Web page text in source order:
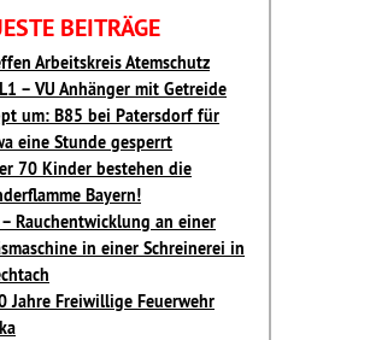
BEITRÄGE
Arbeitskreis Atemschutz
– VU Anhänger mit Getreide
um: B85 bei Patersdorf für
eine Stunde gesperrt
70 Kinder bestehen die
Bayern!
Rauchentwicklung an einer
in einer Schreinerei in
Jahre Freiwillige Feuerwehr